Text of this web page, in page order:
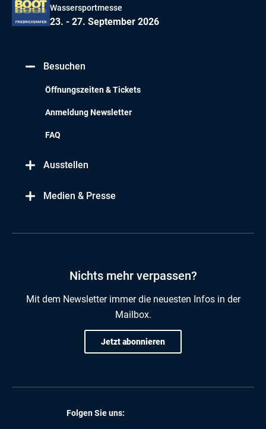
Wassersportmesse
23. - 27. September 2026
Besuchen
Öffnungszeiten & Tickets
Anmeldung Newsletter
FAQ
Ausstellen
Medien & Presse
Nichts mehr verpassen?
Mit dem Newsletter immer die neuesten Infos in der
Mailbox.
Jetzt abonnieren
Folgen Sie uns: